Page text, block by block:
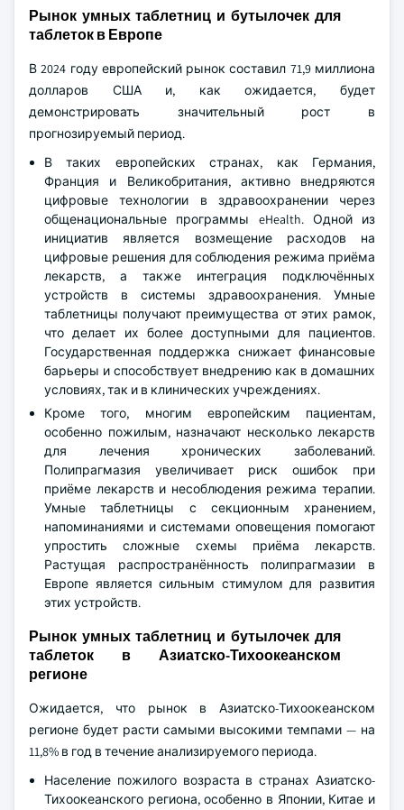
Рынок умных таблетниц и бутылочек для
таблеток в Европе
В 2024 году европейский рынок составил 71,9 миллиона
долларов США и, как ожидается, будет
демонстрировать значительный рост в
прогнозируемый период.
В таких европейских странах, как Германия,
Франция и Великобритания, активно внедряются
цифровые технологии в здравоохранении через
общенациональные программы eHealth. Одной из
инициатив является возмещение расходов на
цифровые решения для соблюдения режима приёма
лекарств, а также интеграция подключённых
устройств в системы здравоохранения. Умные
таблетницы получают преимущества от этих рамок,
что делает их более доступными для пациентов.
Государственная поддержка снижает финансовые
барьеры и способствует внедрению как в домашних
условиях, так и в клинических учреждениях.
Кроме того, многим европейским пациентам,
особенно пожилым, назначают несколько лекарств
для лечения хронических заболеваний.
Полипрагмазия увеличивает риск ошибок при
приёме лекарств и несоблюдения режима терапии.
Умные таблетницы с секционным хранением,
напоминаниями и системами оповещения помогают
упростить сложные схемы приёма лекарств.
Растущая распространённость полипрагмазии в
Европе является сильным стимулом для развития
этих устройств.
Рынок умных таблетниц и бутылочек для
таблеток в Азиатско-Тихоокеанском
регионе
Ожидается, что рынок в Азиатско-Тихоокеанском
регионе будет расти самыми высокими темпами — на
11,8% в год в течение анализируемого периода.
Население пожилого возраста в странах Азиатско-
Тихоокеанского региона, особенно в Японии, Китае и